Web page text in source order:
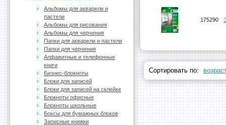
175290
Сортировать по:
Альбомы для акварели и
пастели
Альбомы для рисования
Альбомы для черчения
Папки для акварели и пастели
Папки для черчения
Алфавитные и телефонные
книги
Бизнес-блокноты
Блоки для записей
Блоки для записей на склейке
Блокноты офисные
Блокноты школьные
Боксы для бумажных блоков
Записные книжки